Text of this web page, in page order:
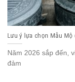
Lưu ý lựa chọn Mẫu
Năm 2026 sắp đến,
đảm